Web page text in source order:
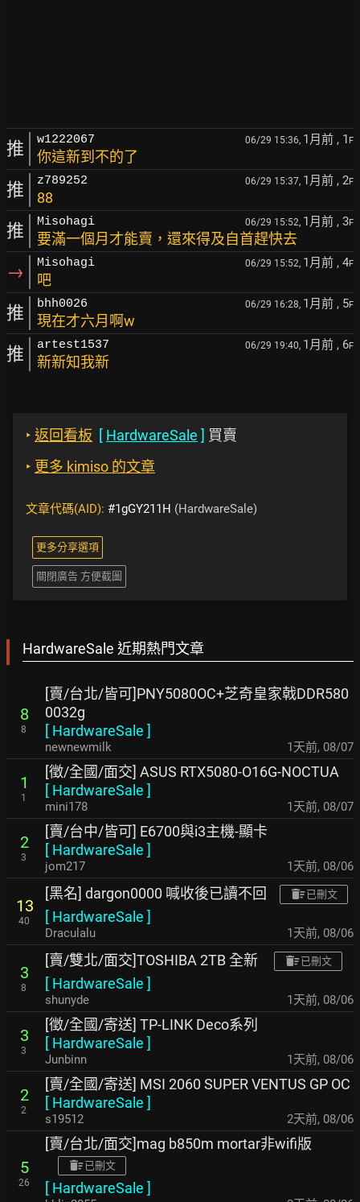
推 w1222067 06/29 15:36, 1月前 , 1 F
你這新到不的了
推 z789252 06/29 15:37, 1月前 , 2F
88
推 Misohagi 06/29 15:52, 1月前 , 3F
要滿一個月才能賣，還來得及自首趕快去
→ Misohagi 06/29 15:52, 1月前 , 4F
吧
推 bhh0026 06/29 16:28, 1月前 , 5F
現在才六月啊w
推 artest1537 06/29 19:40, 1月前 , 6F
新新知我新
‣ 返回看板 [ HardwareSale ] 買賣
‣ 更多 kimiso 的文章
文章代碼(AID): #1gGY211H (HardwareSale)
更多分享選項
關閉廣告 方便截圖
HardwareSale 近期熱門文章
8
8
[賣/台北/皆可]PNY5080OC+芝奇皇家戟DDR580
0032g
[ HardwareSale ]
newnewmilk 1天前, 08/07
1
1
[徵/全國/面交] ASUS RTX5080-O16G-NOCTUA
[ HardwareSale ]
mini178 1天前, 08/07
2
3
[賣/台中/皆可] E6700與i3主機-顯卡
[ HardwareSale ]
jom217 1天前, 08/06
13
40
[黑名] dargon0000 喊收後已讀不回 已刪文
[ HardwareSale ]
Draculalu 1天前, 08/06
3
8
[賣/雙北/面交]TOSHIBA 2TB 全新 已刪文
[ HardwareSale ]
shunyde 1天前, 08/06
3
3
[徵/全國/寄送] TP-LINK Deco系列
[ HardwareSale ]
Junbinn 1天前, 08/06
2
2
[賣/全國/寄送] MSI 2060 SUPER VENTUS GP OC
[ HardwareSale ]
s19512 2天前, 08/06
5
26
[賣/台北/面交]mag b850m mortar非wifi版
已刪文
[ HardwareSale ]